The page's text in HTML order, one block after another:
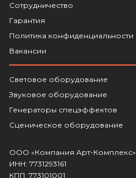
Сотрудничество
Гарантия
Политика конфиденциальности
Вакансии
Световое оборудование
Звуковое оборудование
Генераторы спецэффектов
Сценическое оборудование
ООО «Компания Арт-Комплекс»
ИНН: 7731293161
КПП: 773101001